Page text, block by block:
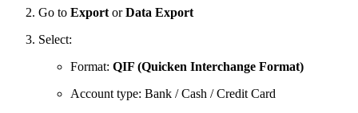
Go to Export orData Export
Select:
Format: QIF (Quicken Interchange Format)
Account type: Bank / Cash / Credit Card